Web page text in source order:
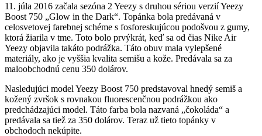
11. júla 2016 začala sezóna 2 Yeezy s druhou sériou verzií Yeezy
Boost 750 „Glow in the Dark“. Topánka bola predávaná v
celosvetovej farebnej schéme s fosforeskujúcou podošvou z gumy,
ktorá žiarila v tme. Toto bolo prvýkrát, keď sa od čias Nike Air
Yeezy objavila takáto podrážka. Táto obuv mala vylepšené
materiály, ako je vyššia kvalita semišu a kože. Predávala sa za
maloobchodnú cenu 350 dolárov.
Nasledujúci model Yeezy Boost 750 predstavoval hnedý semiš a
kožený zvršok s rovnakou fluorescenčnou podrážkou ako
predchádzajúci model. Táto farba bola nazvaná „čokoláda“ a
predávala sa tiež za 350 dolárov. Teraz už tieto topánky v
obchodoch nekúpite.